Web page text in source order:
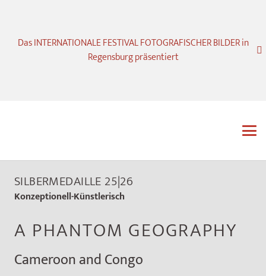
Das INTERNATIONALE FESTIVAL FOTOGRAFISCHER BILDER in
Regensburg präsentiert
SILBERMEDAILLE 25|26
Konzeptionell-Künstlerisch
A PHANTOM GEOGRAPHY
Cameroon and Congo